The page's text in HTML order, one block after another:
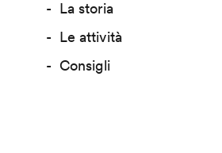
La storia
Le attività
Consigli